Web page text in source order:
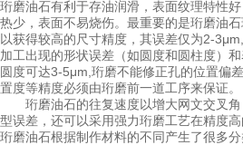
珩磨油石有利于存油润滑，表面纹理特性
热少，表面不易烧伤。最重要的是珩磨油
以获得较高的尺寸精度，其误差仅为2-
加工出现的形状误差（如圆度和圆柱度）
圆度可达3-5μm,珩磨不能修正孔的位置偏
置度等精度必须由珩磨前一道工序来保证。
珩磨油石的往复速度以增大网文交叉角
型误差，还可以采用强力珩磨工艺在精度高
珩磨油石根据制作材料的不同产生了很多